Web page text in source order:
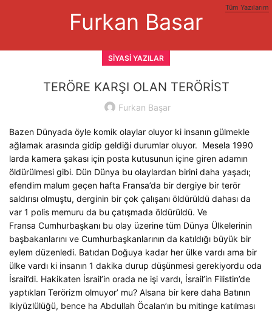
Tüm Yazılarım
Furkan Basar
SIYASI YAZILAR
TERÖRE KARŞI OLAN TERÖRİST
Furkan Başar
Bazen Dünyada öyle komik olaylar oluyor ki insanın gülmekle
ağlamak arasında gidip geldiği durumlar oluyor. Mesela 1990
larda kamera şakası için posta kutusunun içine giren adamın
öldürülmesi gibi. Dün Dünya bu olaylardan birini daha yaşadı;
efendim malum geçen hafta Fransa’da bir dergiye bir terör
saldırısı olmuştu, derginin bir çok çalışanı öldürüldü dahası da
var 1 polis memuru da bu çatışmada öldürüldü. Ve
Fransa Cumhurbaşkanı bu olay üzerine tüm Dünya Ülkelerinin
başbakanlarını ve Cumhurbaşkanlarının da katıldığı büyük bir
eylem düzenledi. Batıdan Doğuya kadar her ülke vardı ama bir
ülke vardı ki insanın 1 dakika durup düşünmesi gerekiyordu oda
İsrail’di. Hakikaten İsrail’in orada ne işi vardı, İsrail’in Filistin’de
yaptıkları Terörizm olmuyor’ mu? Alsana bir kere daha Batının
ikiyüzlülüğü, bence ha Abdullah Öcalan’ın bu mitinge katılması